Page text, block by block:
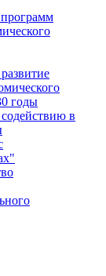
годы
содействию в